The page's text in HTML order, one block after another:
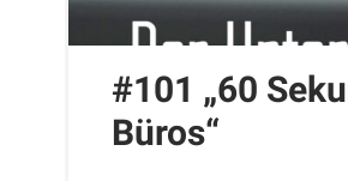
#101 „60
Büros“